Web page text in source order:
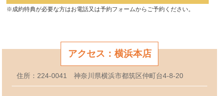
※成約特典が必要な方はお電話又は予約フォームからご予約ください。
アクセス：横浜本店
住所：224-0041 神奈川県横浜市都筑区仲町台4-8-20